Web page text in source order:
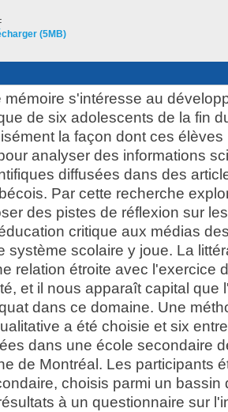
(5MB)
mémoire s'intéresse au
de six adolescents de la fin
la façon dont ces élèves
analyser des informations
diffusées dans des
Par cette recherche
des pistes de réflexion sur
critique aux médias
système scolaire y joue. La
relation étroite avec l'exercice
et il nous apparaît capital que
dans ce domaine. Une
a été choisie et six
dans une école secondaire
de Montréal. Les participants
choisis parmi un bassin
à un questionnaire sur